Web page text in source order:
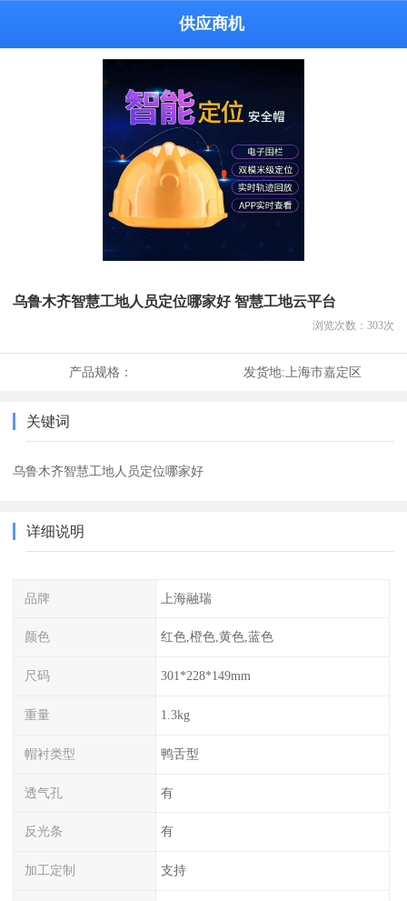
供应商机
乌鲁木齐智慧工地人员定位哪家好 智慧工地云平台
浏览次数： 303次
产品规格： 发货地:上海市嘉定区
关键词
乌鲁木齐智慧工地人员定位哪家好
详细说明
品牌 上海融瑞
颜色 红色,橙色,黄色,蓝色
尺码 301*228*149mm
重量 1.3kg
帽衬类型 鸭舌型
透气孔 有
反光条 有
加工定制 支持